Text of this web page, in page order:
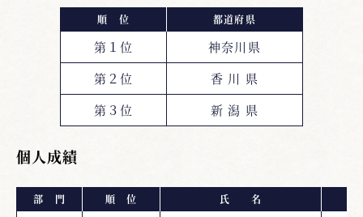
順 位 都道府県
第１位
神奈川県
第２位
香 川 県
第３位
新 潟 県
個人成績
部 門 順 位 氏 名